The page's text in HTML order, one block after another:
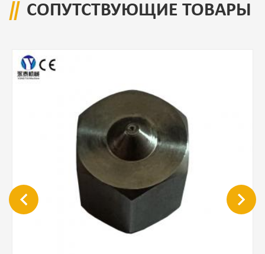
СОПУТСТВУЮЩИЕ ТОВАРЫ